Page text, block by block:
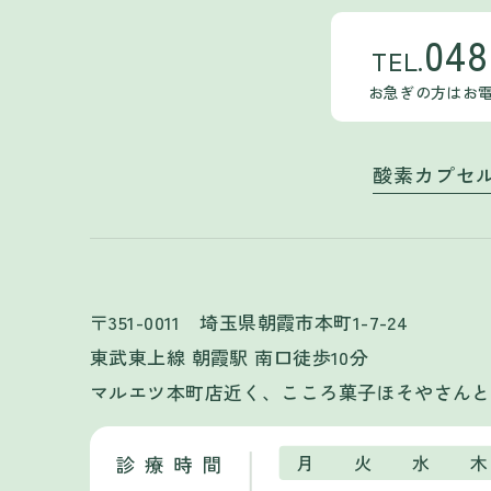
酸素カプセ
TEL.
お急ぎの方はお
〒351-0011 埼玉県朝霞市本町1-7-24
東武東上線 朝霞駅 南口徒歩10分
マルエツ本町店近く、こころ菓子ほそやさん